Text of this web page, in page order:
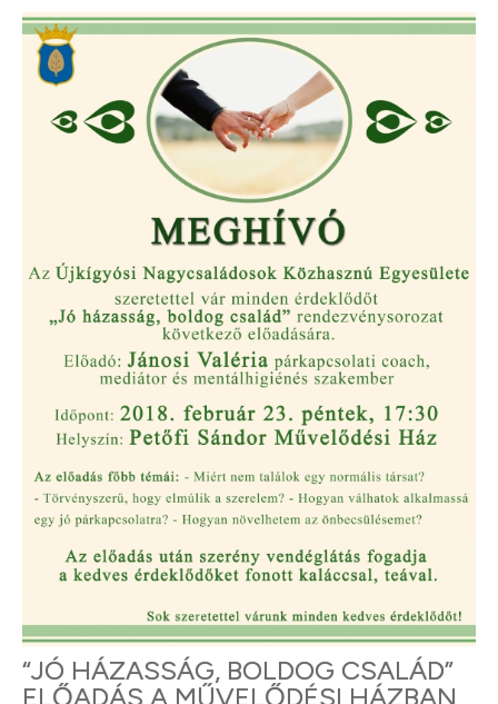
“JÓ HÁZASSÁG, BOLDOG CSALÁD”
ELŐADÁS A MŰVELŐDÉSI HÁZBAN